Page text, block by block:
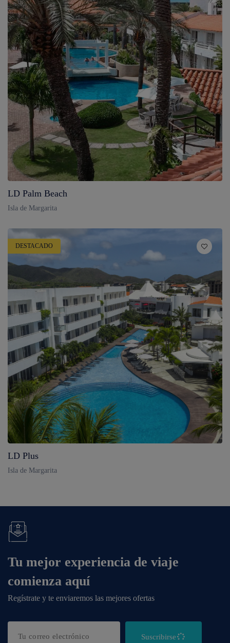
LD Palm Beach
Isla de Margarita
DESTACADO
LD Plus
Isla de Margarita
Tu mejor experiencia de viaje
comienza aquí
Regístrate y te enviaremos las mejores ofertas
Suscribirse